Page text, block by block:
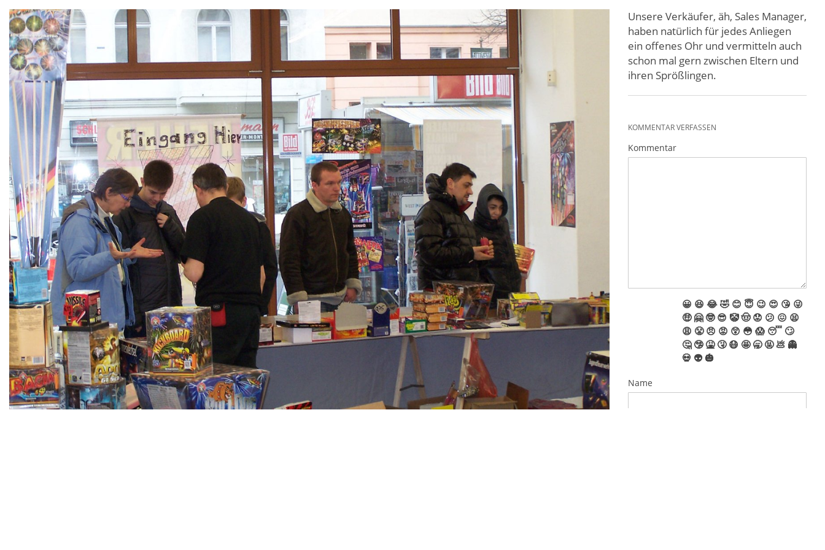
Unsere Verkäufer, äh, Sales Manager,
haben natürlich für jedes Anliegen
ein offenes Ohr und vermitteln auch
schon mal gern zwischen Eltern und
ihren Sprößlingen.
KOMMENTAR VERFASSEN
Kommentar
😀 😆 😂 🤣 😊 😇 😉 😍 😘 😜
🤑 🤗 🤓 😎 🤡 🤠 😟 😕 😖 😫
😩 😤 😠 😡 😲 😳 😱 😴 🙄
🤔 🤥 🤮 🤧 😷 🤩 🥱 🤬 💩 👻
💀 👽 🎃
Name